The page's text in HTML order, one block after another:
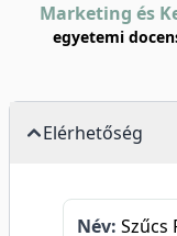
Marketing és
egyetemi
Elérhetőség
Név: Szűcs